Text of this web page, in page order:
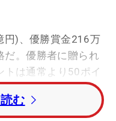
円)、優勝賞金216万
だ。優勝者に贈られ
トは通常より50ポイ
る複数年シードは
い。
む